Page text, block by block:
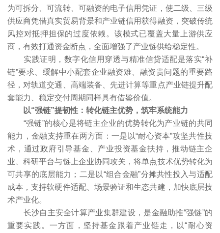
为可拆分、可流转、可融资的电子信用凭证，使二级、三级
供应商凭借真实贸易背景和产业链信用获得融资，突破传统
风控对抵押担保的过度依赖。该模式已覆盖大量上游供应
商，有效打通资金断点，全面增强了产业链供给稳定性。
实践证明，数字化信用穿透与精准信贷适配是落实“补
链”要求、缓解中小配套企业融资难、融资贵问题的重要路
径，对轨道交通、高端装备、先进计算等重点产业链提升配
套能力、稳定交付周期同样具有借鉴价值。
以“强链”提韧性：转化链主优势，筑牢系统能力
“强链”的核心是将链主企业的优势转化为产业链的共同
能力，金融支持重在两方面：一是以“耐心资本”攻坚共性技
术，通过政府引导基金、产业投资基金扶持，推动链主企
业、科研平台与链上企业协同攻关，将单点技术优势转化为
可共享的底层能力；二是以“组合金融”分摊共性投入与适配
成本，支持软硬件适配、场景验证和生态共建，加快底层技
术产业化。
长沙自主安全计算产业集群建设，是金融助推“强链”的
重要实践。一方面，坚持基金跟着产业链走，以“耐心资